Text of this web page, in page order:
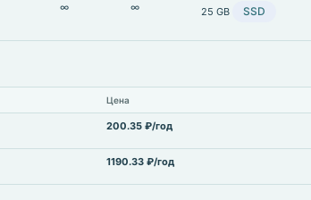
∞ ∞ 25 GB SSD
Цена
200.35 ₽/год
1190.33 ₽/год